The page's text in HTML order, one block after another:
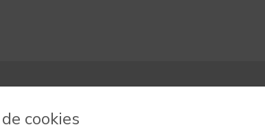
cookies